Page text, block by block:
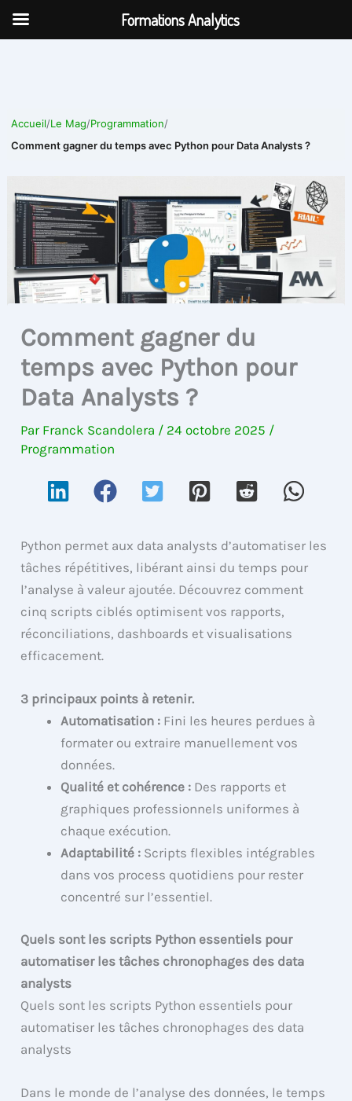
Aller
Accueil/Le Mag/Programmation/
Comment gagner du temps avec Python pour Data Analysts ?
Comment gagner du
temps avec Python pour
Data Analysts ?
Par Franck Scandolera / 24 octobre 2025 /
Programmation
Python permet aux data analysts d’automatiser les
tâches répétitives, libérant ainsi du temps pour
l’analyse à valeur ajoutée. Découvrez comment
cinq scripts ciblés optimisent vos rapports,
réconciliations, dashboards et visualisations
efficacement.
3 principaux points à retenir.
Automatisation : Fini les heures perdues à
formater ou extraire manuellement vos
données.
Qualité et cohérence : Des rapports et
graphiques professionnels uniformes à
chaque exécution.
Adaptabilité : Scripts flexibles intégrables
dans vos process quotidiens pour rester
concentré sur l’essentiel.
Quels sont les scripts Python essentiels pour
automatiser les tâches chronophages des data
analysts
Quels sont les scripts Python essentiels pour
automatiser les tâches chronophages des data
analysts
Dans le monde de l’analyse des données, le temps
Formations Analytics